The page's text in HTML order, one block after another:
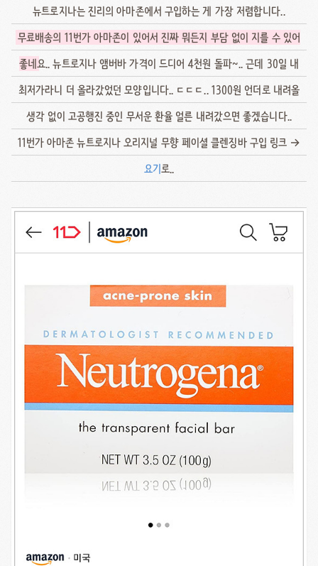
뉴트로지나는 진리의 아마존에서 구입하는 게 가장 저렴합니다..
무료배송의 11번가 아마존이 있어서 진짜 뭐든지 부담 없이 지를 수 있어
좋네요.. 뉴트로지나 앰버바 가격이 드디어 4천원 돌파~.. 근데 30일 내
최저가라니 더 올라갔었던 모양입니다.. ㄷㄷㄷ.. 1300원 언더로 내려올
생각 없이 고공행진 중인 무서운 환율 얼른 내려갔으면 좋겠습니다..
11번가 아마존 뉴트로지나 오리지널 무향 페이셜 클렌징바 구입 링크 →
요기로..